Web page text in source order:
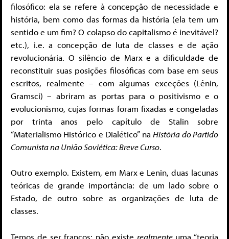
filosófico: ela se refere à concepção de necessidade e
história, bem como das formas da história (ela tem um
sentido e um fim? O colapso do capitalismo é inevitável?
etc.), i.e. a concepção de luta de classes e de ação
revolucionária. O silêncio de Marx e a dificuldade de
reconstituir suas posições filosóficas com base em seus
escritos, realmente – com algumas exceções (Lênin,
Gramsci) – abriram as portas para o positivismo e o
evolucionismo, cujas formas foram fixadas e congeladas
por trinta anos pelo capítulo de Stalin sobre
“Materialismo Histórico e Dialético” naHistória do Partido
Comunista na União Soviética: Breve Curso.
Outro exemplo. Existem, em Marx e Lenin, duas lacunas
teóricas de grande importância: de um lado sobre o
Estado, de outro sobre as organizações de luta de
classes.
Temos de ser francos: não existe realmenteuma “teoria